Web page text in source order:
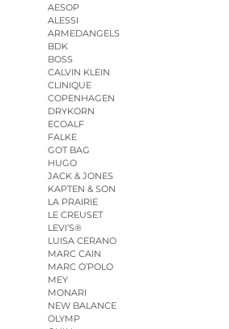
AESOP
ALESSI
ARMEDANGELS
BDK
BOSS
CALVIN KLEIN
CLINIQUE
COPENHAGEN
DRYKORN
ECOALF
FALKE
GOT BAG
HUGO
JACK & JONES
KAPTEN & SON
LA PRAIRIE
LE CREUSET
LEVI’S®
LUISA CERANO
MARC CAIN
MARC O’POLO
MEY
MONARI
NEW BALANCE
OLYMP